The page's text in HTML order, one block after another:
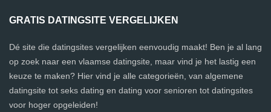
GRATIS DATINGSITE VERGELIJKEN
Dé site die datingsites vergelijken eenvoudig maakt! Ben je al lang
op zoek naar een vlaamse datingsite, maar vind je het lastig een
keuze te maken? Hier vind je alle categorieën, van algemene
datingsite tot seks dating en dating voor senioren tot datingsites
voor hoger opgeleiden!